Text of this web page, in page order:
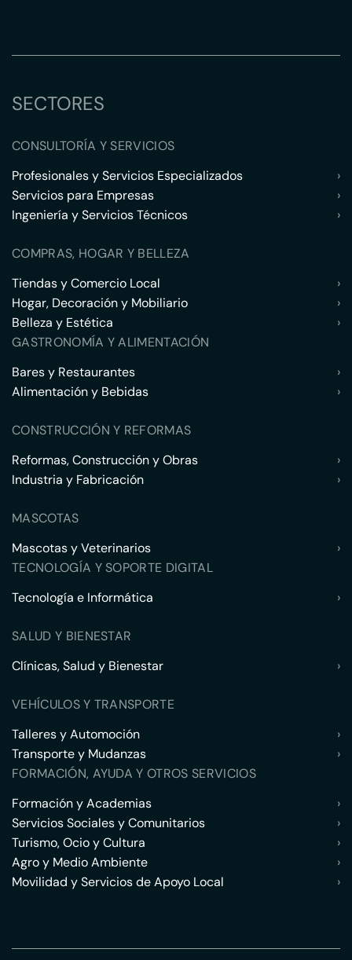
SECTORES
CONSULTORÍA Y SERVICIOS
Profesionales y Servicios Especializados
›
Servicios para Empresas
›
Ingeniería y Servicios Técnicos
›
COMPRAS, HOGAR Y BELLEZA
Tiendas y Comercio Local
›
Hogar, Decoración y Mobiliario
›
Belleza y Estética
›
GASTRONOMÍA Y ALIMENTACIÓN
Bares y Restaurantes
›
Alimentación y Bebidas
›
CONSTRUCCIÓN Y REFORMAS
Reformas, Construcción y Obras
›
Industria y Fabricación
›
MASCOTAS
Mascotas y Veterinarios
›
TECNOLOGÍA Y SOPORTE DIGITAL
Tecnología e Informática
›
SALUD Y BIENESTAR
Clínicas, Salud y Bienestar
›
VEHÍCULOS Y TRANSPORTE
Talleres y Automoción
›
Transporte y Mudanzas
›
FORMACIÓN, AYUDA Y OTROS SERVICIOS
Formación y Academias
›
Servicios Sociales y Comunitarios
›
Turismo, Ocio y Cultura
›
Agro y Medio Ambiente
›
Movilidad y Servicios de Apoyo Local
›